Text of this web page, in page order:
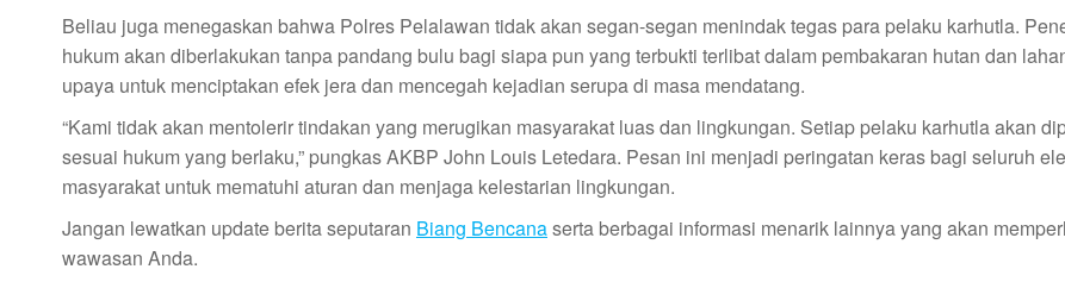
Beliau juga menegaskan bahwa Polres Pelalawan tidak akan segan-segan menindak tegas para pelaku karhutla.
hukum akan diberlakukan tanpa pandang bulu bagi siapa pun yang terbukti terlibat dalam pembakaran hutan dan
upaya untuk menciptakan efek jera dan mencegah kejadian serupa di masa mendatang.
“Kami tidak akan mentolerir tindakan yang merugikan masyarakat luas dan lingkungan. Setiap pelaku karhutla akan
sesuai hukum yang berlaku,” pungkas AKBP John Louis Letedara. Pesan ini menjadi peringatan keras bagi seluruh
masyarakat untuk mematuhi aturan dan menjaga kelestarian lingkungan.
Jangan lewatkan update berita seputaran Biang Bencanaserta berbagai informasi menarik lainnya yang akan
wawasan Anda.